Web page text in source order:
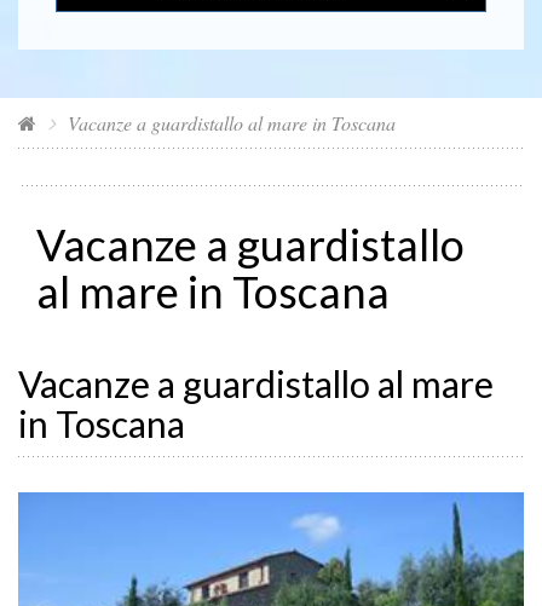
Vacanze a guardistallo al mare in Toscana
Vacanze a guardistallo
al mare in Toscana
Vacanze a guardistallo al mare
in Toscana